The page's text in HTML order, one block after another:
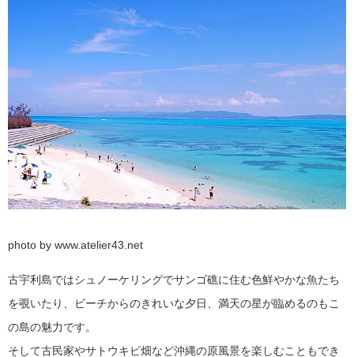
photo by www.atelier43.net
古宇利島ではシュノーケリングでサンゴ礁に住む色鮮やかな魚たち
を覗いたり、ビーチからのきれいな夕日、満天の星が臨めるのもこ
の島の魅力です。
そして古民家やサトウキビ畑など沖縄の原風景を楽しむこともでき